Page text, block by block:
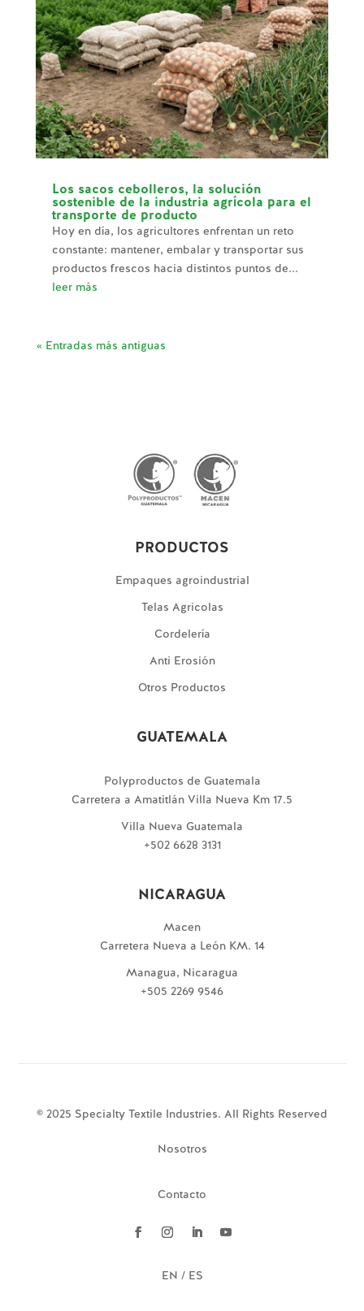
Los sacos cebolleros, la solución
sostenible de la industria agrícola para el
transporte de producto
Hoy en día, los agricultores enfrentan un reto
constante: mantener, embalar y transportar sus
productos frescos hacia distintos puntos de...
leer más
« Entradas más antiguas
PRODUCTOS
Empaques agroindustrial
Telas Agricolas
Cordelería
Anti Erosión
Otros Productos
GUATEMALA
Polyproductos de Guatemala
Carretera a Amatitlán Villa Nueva Km 17.5
Villa Nueva Guatemala
+502 6628 3131
NICARAGUA
Macen
Carretera Nueva a León KM. 14
Managua, Nicaragua
+505 2269 9546
© 2025 Specialty Textile Industries. All Rights Reserved
Nosotros
Contacto
EN / ES